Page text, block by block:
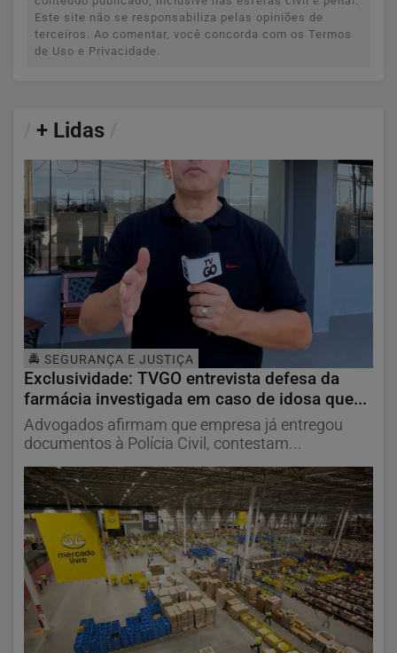
Este site não se responsabiliza pelas opiniões de
terceiros. Ao comentar, você concorda com os Termos
de Uso e Privacidade.
+ Lidas
🚔 SEGURANÇA E JUSTIÇA
Exclusividade: TVGO entrevista defesa da
farmácia investigada em caso de idosa que...
Advogados afirmam que empresa já entregou
documentos à Polícia Civil, contestam...